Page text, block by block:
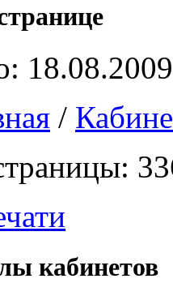
18.08.2009
/
кабинетов